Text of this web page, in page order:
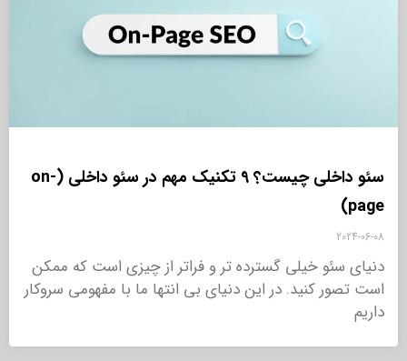
سئو داخلی چیست؟ 9 تکنیک مهم در سئو داخلی (on-
page)
2024-06-08
دنیای سئو خیلی گسترده تر و فراتر از چیزی است که ممکن
است تصور کنید. در این دنیای بی انتها ما با مفهومی سروکار
داریم